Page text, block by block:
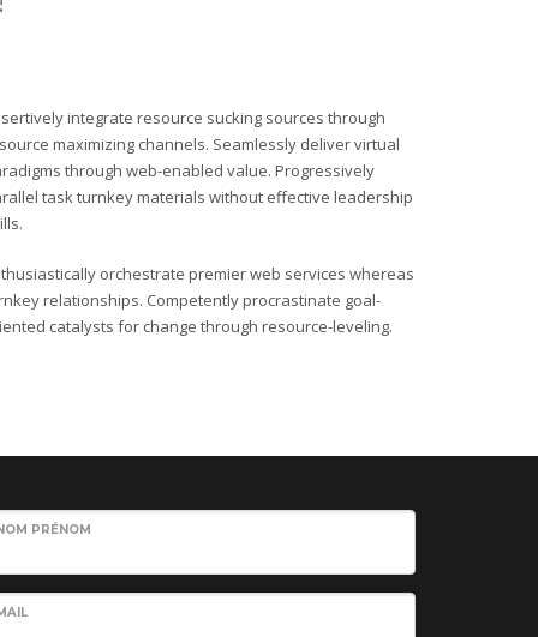
integrate resource sucking sources through
maximizing channels. Seamlessly deliver virtual
through web-enabled value. Progressively
task turnkey materials without effective leadership
orchestrate premier web services whereas
relationships. Competently procrastinate goal-
catalysts for change through resource-leveling.
PRÉNOM